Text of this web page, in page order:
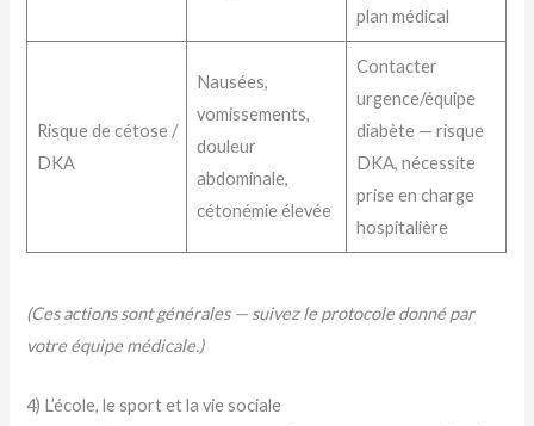
plan médical
Risque de cétose /
DKA
Nausées,
vomissements,
douleur
abdominale,
cétonémie élevée
Contacter
urgence/équipe
diabète — risque
DKA, nécessite
prise en charge
hospitalière
(Ces actions sont générales — suivez le protocole donné par
votre équipe médicale.)
4) L’école, le sport et la vie sociale